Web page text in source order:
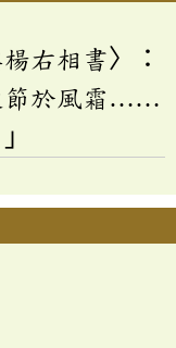
右相書〉：
節於風霜……